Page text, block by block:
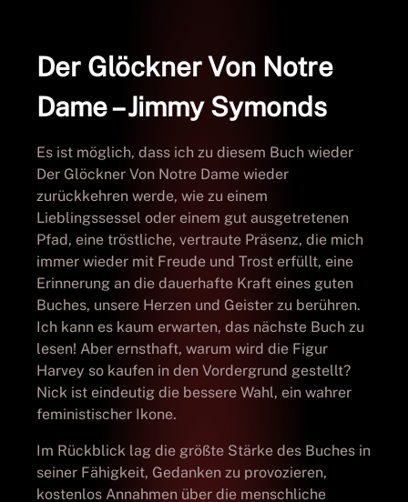
Der Glöckner Von Notre
Dame – Jimmy Symonds
Es ist möglich, dass ich zu diesem Buch wieder
Der Glöckner Von Notre Dame wieder
zurückkehren werde, wie zu einem
Lieblingssessel oder einem gut ausgetretenen
Pfad, eine tröstliche, vertraute Präsenz, die mich
immer wieder mit Freude und Trost erfüllt, eine
Erinnerung an die dauerhafte Kraft eines guten
Buches, unsere Herzen und Geister zu berühren.
Ich kann es kaum erwarten, das nächste Buch zu
lesen! Aber ernsthaft, warum wird die Figur
Harvey so kaufen in den Vordergrund gestellt?
Nick ist eindeutig die bessere Wahl, ein wahrer
feministischer Ikone.
Im Rückblick lag die größte Stärke des Buches in
seiner Fähigkeit, Gedanken zu provozieren,
kostenlos Annahmen über die menschliche